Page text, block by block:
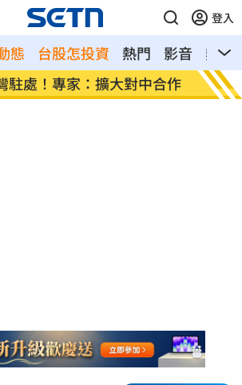
登入
態 台股怎投資 熱門 影音
熱搜
駐處！專家：擴大對中合作 白海